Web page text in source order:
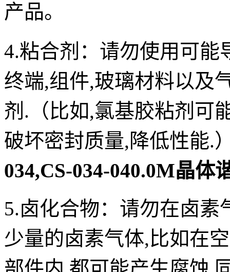
产品。
4.粘合剂： 请勿使用可能
终端,组件,玻璃材料以及
剂.（比如,氯基胶粘剂可
破坏密封质量,降低性能.
034,CS-034-040.0M晶体
5.卤化合物： 请勿在卤素
少量的卤素气体,比如在